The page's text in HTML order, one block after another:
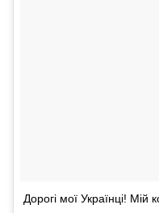
Дорогі мої Українці! Мій